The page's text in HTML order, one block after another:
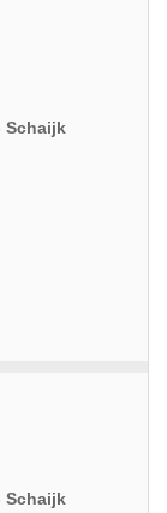
Schaijk
Schaijk